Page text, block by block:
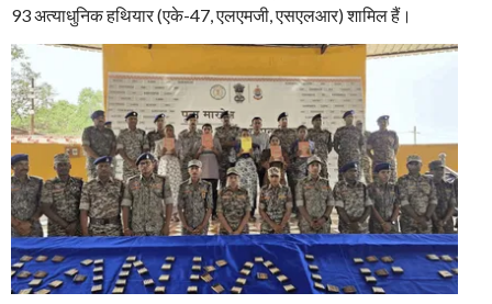
93 अत्याधुनिक हथियार (एके-47, एलएमजी, एसएलआर) शामिल हैं।